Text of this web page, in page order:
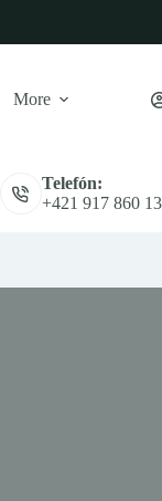
More
Telefón:
+421 917 860